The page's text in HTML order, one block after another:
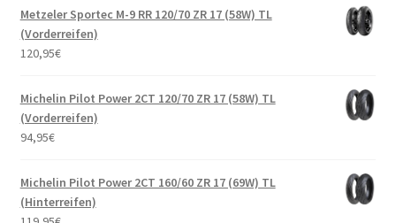
Metzeler Sportec M-9 RR 120/70 ZR 17 (58W) TL
(Vorderreifen)
120,95€
Michelin Pilot Power 2CT 120/70 ZR 17 (58W) TL
(Vorderreifen)
94,95€
Michelin Pilot Power 2CT 160/60 ZR 17 (69W) TL
(Hinterreifen)